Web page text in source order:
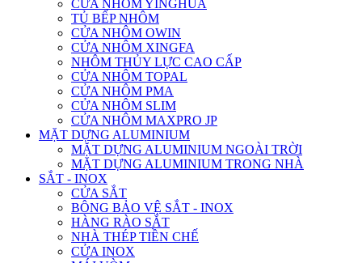
CỬA NHÔM YINGHUA
TỦ BẾP NHÔM
CỬA NHÔM OWIN
CỬA NHÔM XINGFA
NHÔM THỦY LỰC CAO CẤP
CỬA NHÔM TOPAL
CỬA NHÔM PMA
CỬA NHÔM SLIM
CỬA NHÔM MAXPRO JP
MẶT DỰNG ALUMINIUM
MẶT DỰNG ALUMINIUM NGOÀI TRỜI
MẶT DỰNG ALUMINIUM TRONG NHÀ
SẮT - INOX
CỬA SẮT
BÔNG BẢO VỆ SẮT - INOX
HÀNG RÀO SẮT
NHÀ THÉP TIỀN CHẾ
CỬA INOX